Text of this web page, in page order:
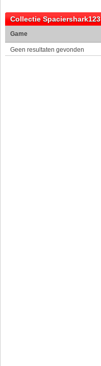
Collectie Spaciershark123
Game
Geen resultaten gevonden